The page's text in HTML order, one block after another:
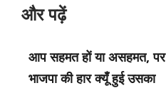
और पढ़ें
आप सहमत हों या असहमत, पर
भाजपा की हार क्यूँ हुई उसका